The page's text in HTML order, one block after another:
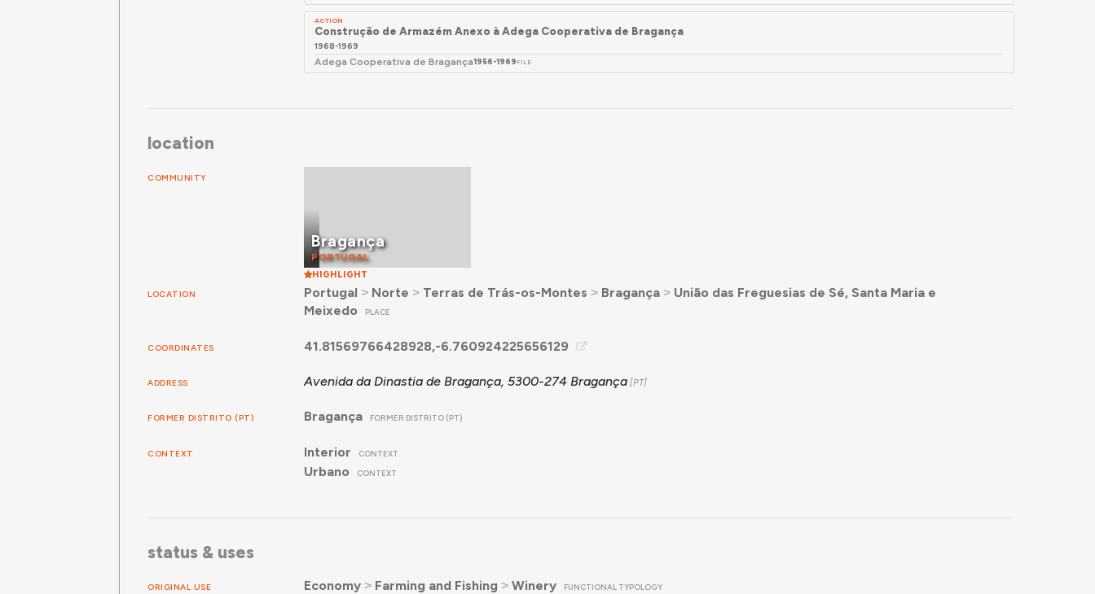
cozinha e sanitários.
ACTION
Construção de Armazém Anexo à Adega Cooperativa de Bragança
1968-1969
Adega Cooperativa de Bragança1956-1969 FILE
location
COMMUNITY
Bragança
PORTUGAL
HIGHLIGHT
LOCATION Portugal ˃ Norte ˃ Terras de Trás-os-Montes ˃ Bragança˃ União das Freguesias de Sé, Santa Maria e
Meixedo
PLACE
COORDINATES 41.81569766428928,-6.760924225656129
ADDRESS Avenida da Dinastia de Bragança, 5300-274 Bragança
FORMER DISTRITO (PT) Bragança FORMER DISTRITO (PT)
CONTEXT Interior CONTEXT
Urbano CONTEXT
status & uses
ORIGINAL USE Economy˃ Farming and Fishing ˃ Winery FUNCTIONAL TYPOLOGY